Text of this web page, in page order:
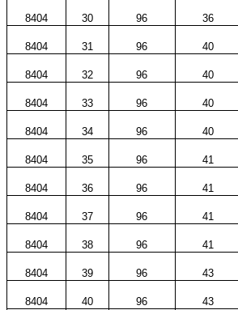
8404 30 96 36
8404 31 96 40
8404 32 96 40
8404 33 96 40
8404 34 96 40
8404 35 96 41
8404 36 96 41
8404 37 96 41
8404 38 96 41
8404 39 96 43
8404 40 96 43